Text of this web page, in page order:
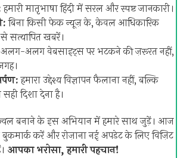
हमारी मातृभाषा हिंदी में सरल और स्पष्ट जानकारी।
बिना किसी फेक न्यूज़ के, केवल आधिकारिक
सत्यापित खबरें।
अलग-अलग वेबसाइट्स पर भटकने की ज़रूरत नहीं,
हमारा उद्देश्य विज्ञापन फैलाना नहीं, बल्कि
दिशा देना है।
बनाने के इस अभियान में हमारे साथ जुड़ें। आज
करें और रोज़ाना नई अपडेट के लिए विज़िट
आपका भरोसा, हमारी पहचान!